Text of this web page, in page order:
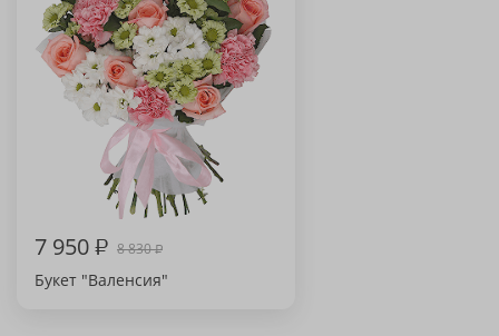
7 950₽ 8 830₽
Букет "Валенсия"